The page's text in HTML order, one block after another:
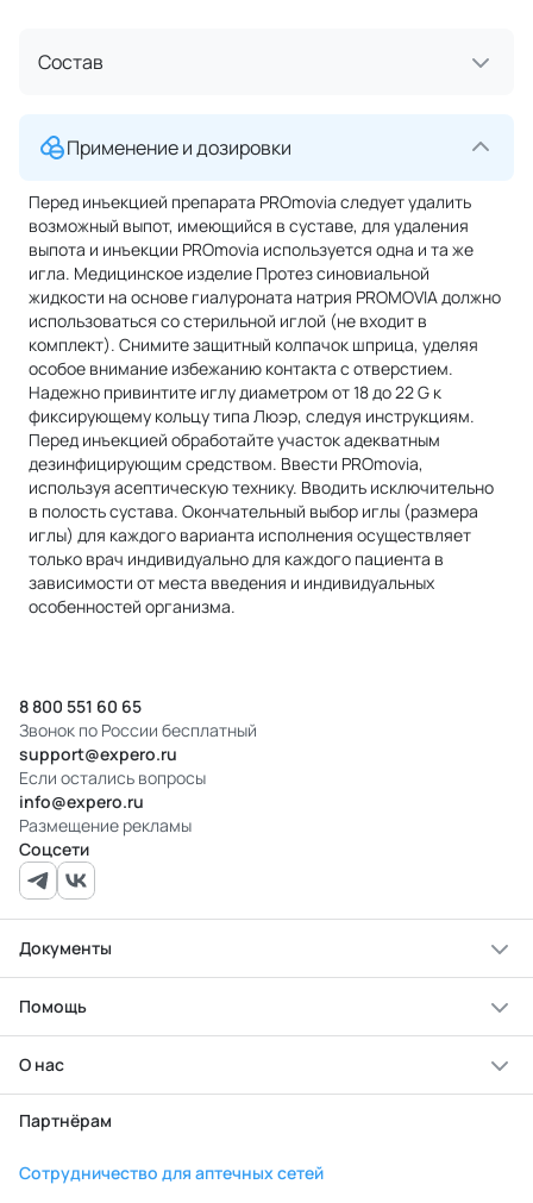
Состав
Применение и дозировки
Перед инъекцией препарата PROmovia следует удалить
возможный выпот, имеющийся в суставе, для удаления
выпота и инъекции PROmovia используется одна и та же
игла. Медицинское изделие Протез синовиальной
жидкости на основе гиалуроната натрия PROMOVIA должно
использоваться со стерильной иглой (не входит в
комплект). Снимите защитный колпачок шприца, уделяя
особое внимание избежанию контакта с отверстием.
Надежно привинтите иглу диаметром от 18 до 22 G к
фиксирующему кольцу типа Люэр, следуя инструкциям.
Перед инъекцией обработайте участок адекватным
дезинфицирующим средством. Ввести PROmovia,
используя асептическую технику. Вводить исключительно
в полость сустава. Окончательный выбор иглы (размера
иглы) для каждого варианта исполнения осуществляет
только врач индивидуально для каждого пациента в
зависимости от места введения и индивидуальных
особенностей организма.
8 800 551 60 65
Звонок по России бесплатный
support@expero.ru
Если остались вопросы
info@expero.ru
Размещение рекламы
Соцсети
Документы
Помощь
О нас
Партнёрам
Сотрудничество для аптечных сетей